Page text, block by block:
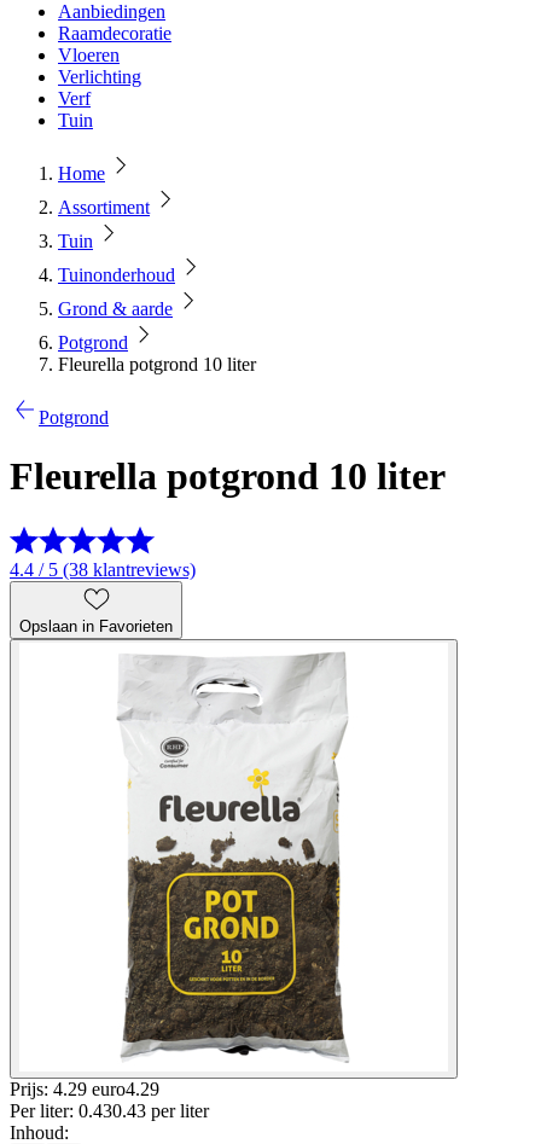
Aanbiedingen
Raamdecoratie
Vloeren
Verlichting
Verf
Tuin
Home
Assortiment
Tuin
Tuinonderhoud
Grond & aarde
Potgrond
Fleurella potgrond 10 liter
Potgrond
Fleurella potgrond 10 liter
4.4 / 5 (38 klantreviews)
Opslaan in Favorieten
Prijs: 4.29 euro4.29
Per liter: 0.430.43 per liter
Inhoud: